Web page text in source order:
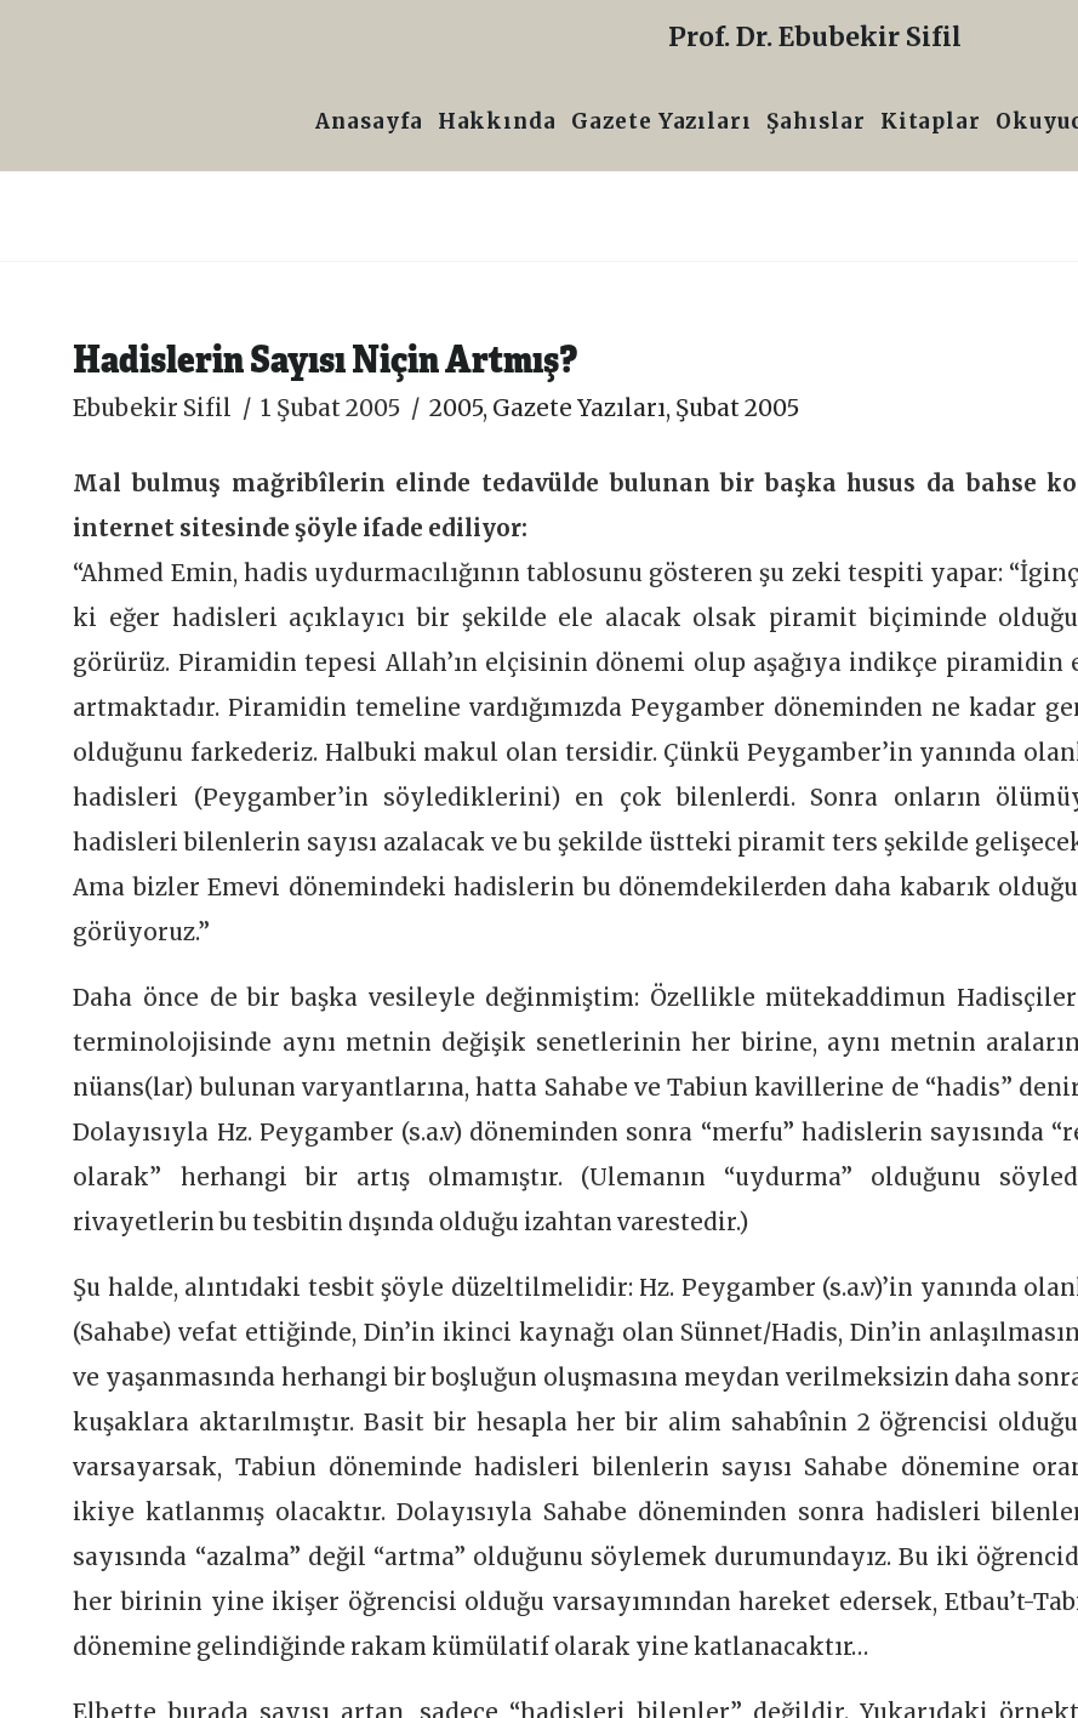
Sifil
Prof. Dr. Ebubekir Sifil
Anasayfa Hakkında Gazete Yazıları Şahıslar Kitaplar
Hadislerin Sayısı Niçin Artmış?
Ebubekir Sifil 1 Şubat 2005 2005, Gazete Yazıları, Şubat 2005
Mal bulmuş mağribîlerin elinde tedavülde bulunan bir başka husus da bahse
internet sitesinde şöyle ifade ediliyor:
“Ahmed Emin, hadis uydurmacılığının tablosunu gösteren şu zeki tespiti yapar:
ki eğer hadisleri açıklayıcı bir şekilde ele alacak olsak piramit biçiminde
görürüz. Piramidin tepesi Allah’ın elçisinin dönemi olup aşağıya indikçe piramidin
artmaktadır. Piramidin temeline vardığımızda Peygamber döneminden ne kadar
olduğunu farkederiz. Halbuki makul olan tersidir. Çünkü Peygamber’in yanında
hadisleri (Peygamber’in söylediklerini) en çok bilenlerdi. Sonra onların
hadisleri bilenlerin sayısı azalacak ve bu şekilde üstteki piramit ters şekilde
Ama bizler Emevi dönemindeki hadislerin bu dönemdekilerden daha kabarık
görüyoruz.”
Daha önce de bir başka vesileyle değinmiştim: Özellikle mütekaddimun
terminolojisinde aynı metnin değişik senetlerinin her birine, aynı metnin
nüans(lar) bulunan varyantlarına, hatta Sahabe ve Tabiun kavillerine de “hadis”
Dolayısıyla Hz. Peygamber (s.a.v) döneminden sonra “merfu” hadislerin sayısında
olarak” herhangi bir artış olmamıştır. (Ulemanın “uydurma” olduğunu
rivayetlerin bu tesbitin dışında olduğu izahtan varestedir.)
Şu halde, alıntıdaki tesbit şöyle düzeltilmelidir: Hz. Peygamber (s.a.v)’in yanında
(Sahabe) vefat ettiğinde, Din’in ikinci kaynağı olan Sünnet/Hadis, Din’in
ve yaşanmasında herhangi bir boşluğun oluşmasına meydan verilmeksizin daha
kuşaklara aktarılmıştır. Basit bir hesapla her bir alim sahabînin 2 öğrencisi
varsayarsak, Tabiun döneminde hadisleri bilenlerin sayısı Sahabe dönemine
ikiye katlanmış olacaktır. Dolayısıyla Sahabe döneminden sonra hadisleri
sayısında “azalma” değil “artma” olduğunu söylemek durumundayız. Bu iki
her birinin yine ikişer öğrencisi olduğu varsayımından hareket edersek, Etbau’t-
dönemine gelindiğinde rakam kümülatif olarak yine katlanacaktır…